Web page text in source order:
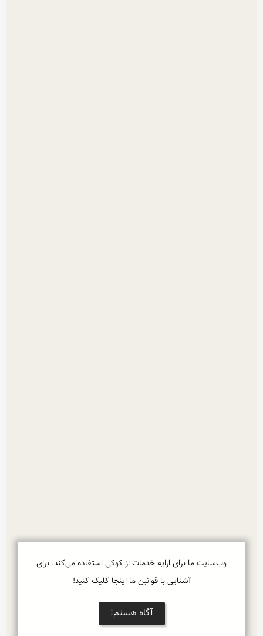
وب‌سایت ما برای ارایه خدمات از کوکی استفاده می‌کند. برای
آشنایی با قوانین ما اینجا کلیک کنید!
آگاه هستم!